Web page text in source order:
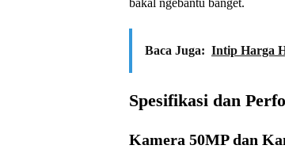
bakal ngebantu banget.
Baca Juga: Intip Harga
Spesifikasi dan
Kamera 50MP dan